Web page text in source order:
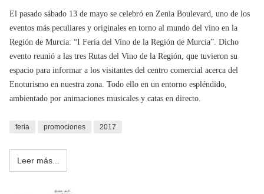
El pasado sábado 13 de mayo se celebró en Zenia Boulevard, uno de los
eventos más peculiares y originales en torno al mundo del vino en la
Región de Murcia: “I Feria del Vino de la Región de Murcia”. Dicho
evento reunió a las tres Rutas del Vino de la Región, que tuvieron su
espacio para informar a los visitantes del centro comercial acerca del
Enoturismo en nuestra zona. Todo ello en un entorno espléndido,
ambientado por animaciones musicales y catas en directo.
feria promociones 2017
Leer más...